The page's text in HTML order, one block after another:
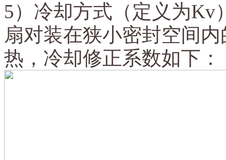
5）冷却方式（定义为Kv
扇对装在狭小密封空间
热，冷却修正系数如下：